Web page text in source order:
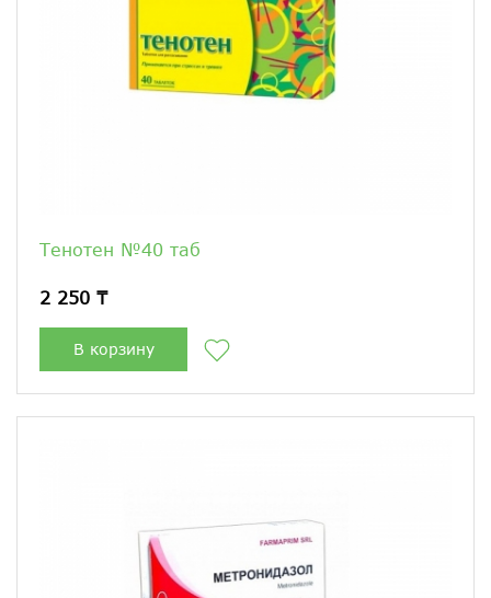
Тенотен №40 таб
2 250 ₸
В корзину